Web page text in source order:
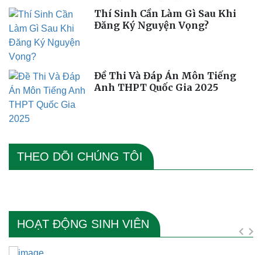
Thí Sinh Cần Làm Gì Sau Khi
Đăng Ký Nguyện Vọng?
Đề Thi Và Đáp Án Môn Tiếng
Anh THPT Quốc Gia 2025
THEO DÕI CHÚNG TÔI
HOẠT ĐỘNG SINH VIÊN